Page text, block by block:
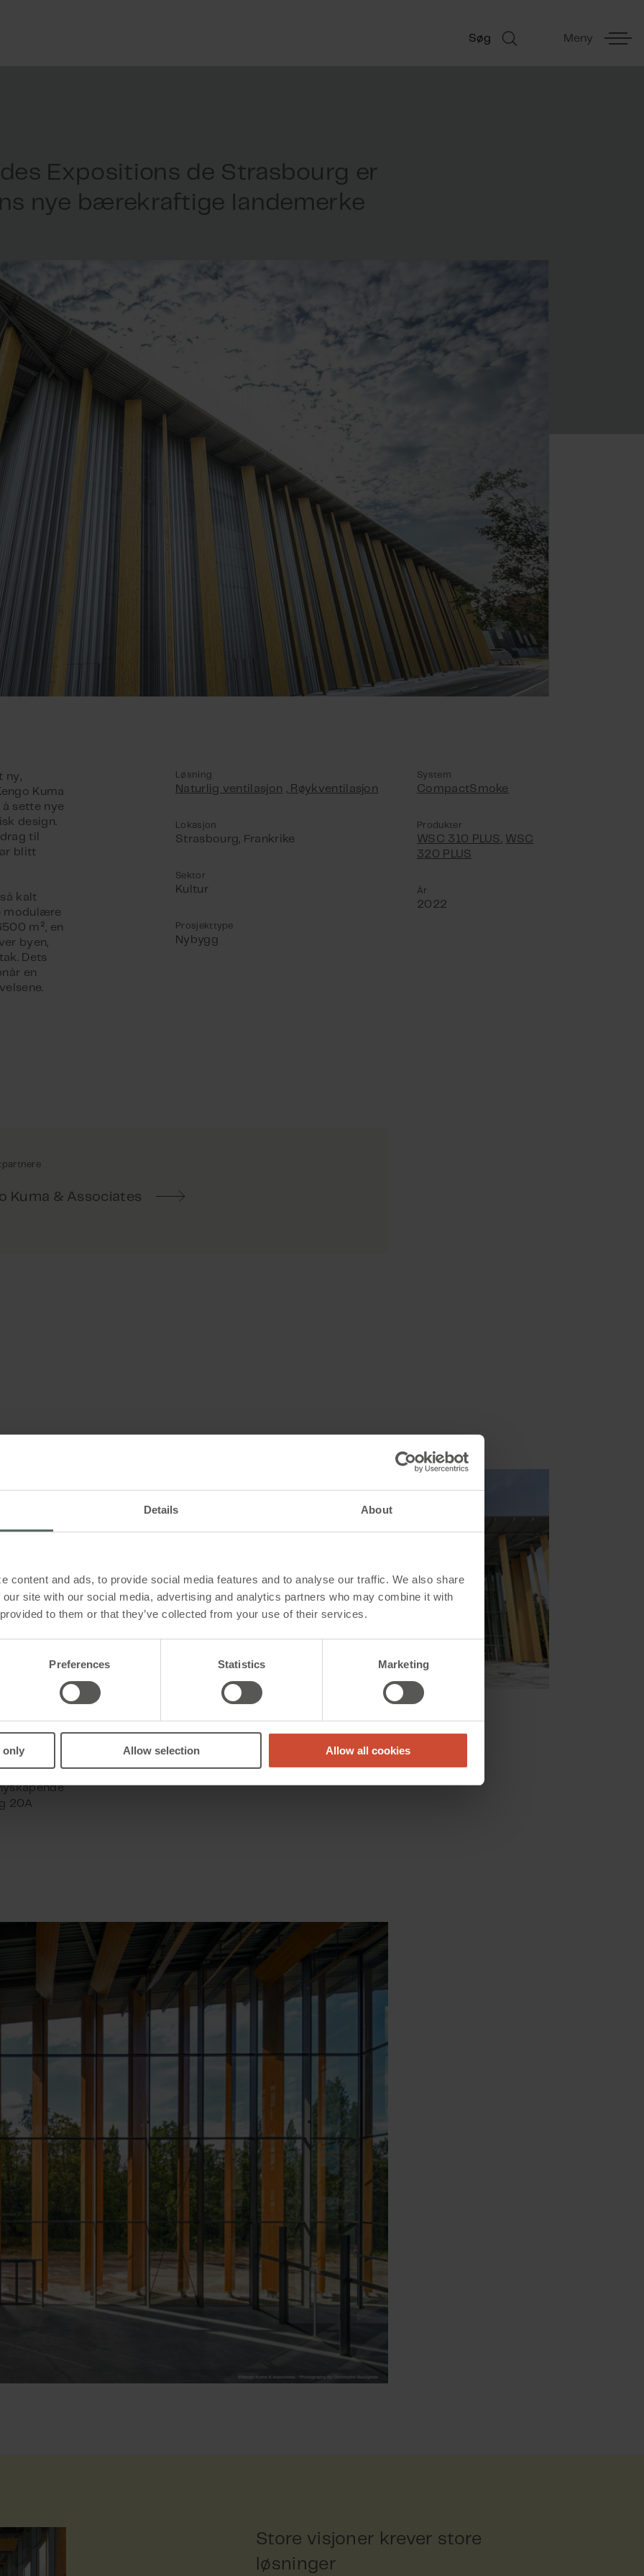
Details About
content and ads, to provide social media features and to analyse our traffic. We also share
site with our social media, advertising and analytics partners who may combine it with
to them or that they’ve collected from your use of their services.
Preferences Statistics Marketing
only Allow selection Allow all cookies
Søg Meny
des Expositions de Strasbourg er
nye bærekraftige landemerke
ny,
Kuma
sette nye
design.
til
blitt
kalt
modulære
m², en
byen,
Dets
en
Løsning
Naturlig ventilasjon , Røykventilasjon
Lokasjon
Strasbourg, Frankrike
Sektor
Kultur
Prosjekttype
Nybygg
System
CompactSmoke
Produkter
WSC 310 PLUS, WSC
320 PLUS
År
2022
Kuma & Associates
i
med
gir
ventilerte
skråflater,
20A
Store visjoner krever store
løsninger